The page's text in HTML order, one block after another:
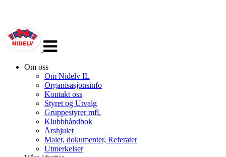
navigasjon
Om oss
Om Nidelv IL
Organisasjonsinfo
Kontakt oss
Styret og Utvalg
Gruppestyrer mfl.
Klubbhåndbok
Årshjulet
Maler, dokumenter, Referater
Utmerkelser